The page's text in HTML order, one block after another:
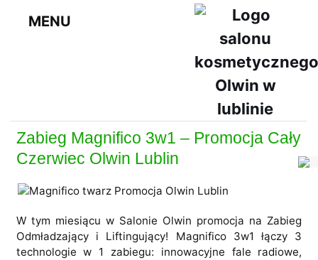
MENU
Zabieg Magnifico 3w1 – Promocja Cały
Czerwiec Olwin Lublin
W tym miesiącu w Salonie Olwin promocja na Zabieg
Odmładzający i Liftingujący! Magnifico 3w1 łączy 3
technologie w 1 zabiegu: innowacyjne fale radiowe,